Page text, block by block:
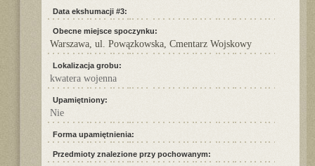
Data ekshumacji #3:
Obecne miejsce spoczynku:
Warszawa, ul. Powązkowska, Cmentarz Wojskowy
Lokalizacja grobu:
kwatera wojenna
Upamiętniony:
Nie
Forma upamiętnienia:
Przedmioty znalezione przy pochowanym: